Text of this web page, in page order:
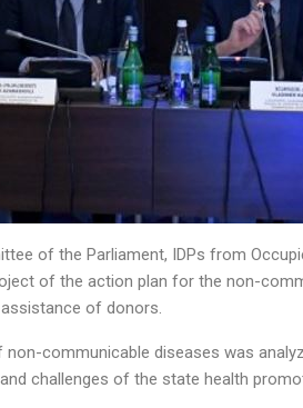
of the Parliament, IDPs from
of the action plan for the non-
of donors.
communicable diseases was
challenges of the state health